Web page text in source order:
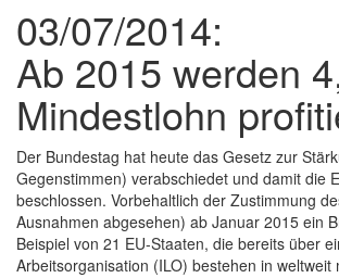
03/07/2014:
Ab 2015 werden
Mindestlohn
Der Bundestag hat heute das Gesetz zur
Gegenstimmen) verabschiedet und damit die
beschlossen. Vorbehaltlich der Zustimmung
Ausnahmen abgesehen) ab Januar 2015 ein
Beispiel von 21 EU-Staaten, die bereits über
Arbeitsorganisation (ILO) bestehen in